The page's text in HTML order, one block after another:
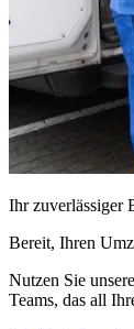
Ihr zuverlässiger
Bereit, Ihren
Nutzen Sie
Teams, das all